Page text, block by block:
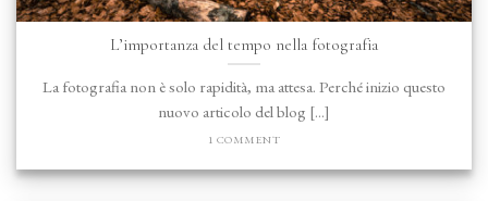
L’importanza del tempo nella fotografia
La fotografia non è solo rapidità, ma attesa. Perché inizio questo
nuovo articolo del blog [...]
1 COMMENT